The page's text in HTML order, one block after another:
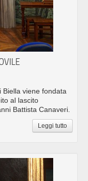
Biella viene fondata
al lascito
Battista Canaveri.
Leggi tutto